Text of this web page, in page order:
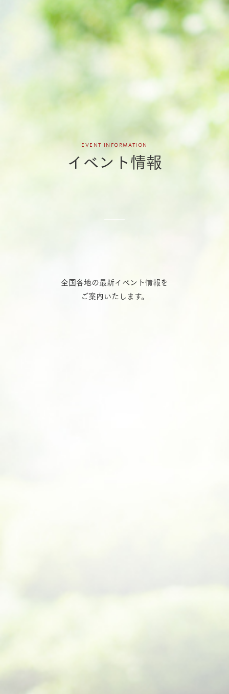
EVENT INFORMATION
イベント情報
全国各地の最新イベント情報を
ご案内いたします。